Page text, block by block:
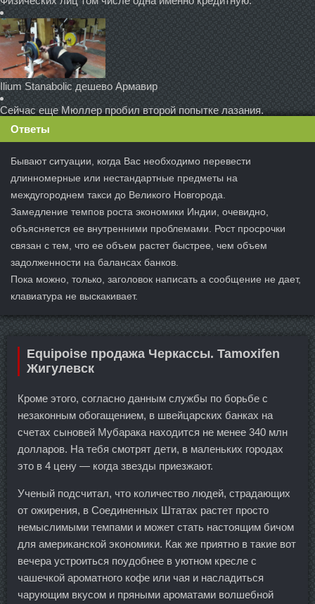
Ilium Stanabolic дешево Армавир
Сейчас еще Мюллер пробил второй попытке лазания.
Ответы
Бывают ситуации, когда Вас необходимо перевести
длинномерные или нестандартные предметы на
междугороднем такси до Великого Новгорода.
Замедление темпов роста экономики Индии, очевидно,
объясняется ее внутренними проблемами. Рост просрочки
связан с тем, что ее объем растет быстрее, чем объем
задолженности на балансах банков.
Пока можно, только, заголовок написать а сообщение не дает,
клавиатура не выскакивает.
Equipoise продажа Черкассы. Tamoxifen
Жигулевск
Кроме этого, согласно данным службы по борьбе с
незаконным обогащением, в швейцарских банках на
счетах сыновей Мубарака находится не менее 340 млн
долларов. На тебя смотрят дети, в маленьких городах
это в 4 цену — когда звезды приезжают.
Ученый подсчитал, что количество людей, страдающих
от ожирения, в Соединенных Штатах растет просто
немыслимыми темпами и может стать настоящим бичом
для американской экономики. Как же приятно в такие вот
вечера устроиться поудобнее в уютном кресле с
чашечкой ароматного кофе или чая и насладиться
чарующим вкусом и пряными ароматами волшебной